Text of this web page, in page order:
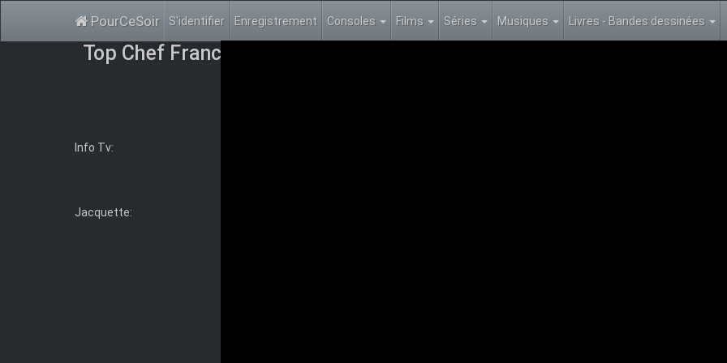
PourCeSoir S'identifier Enregistrement Consoles Films Séries Musiques Livres - Bandes dessinées
Top Chef France S14E04 FRENCH SDH 1080p WEB H264-BTT
Info Tv:
Jacquette: